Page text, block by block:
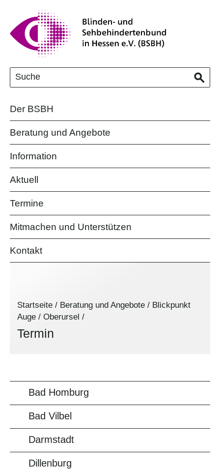
Der BSBH
Beratung und Angebote
Information
Aktuell
Termine
Mitmachen und Unterstützen
Kontakt
Startseite / Beratung und Angebote / Blickpunkt
Auge / Oberursel /
Termin
Bad Homburg
Bad Vilbel
Darmstadt
Dillenburg